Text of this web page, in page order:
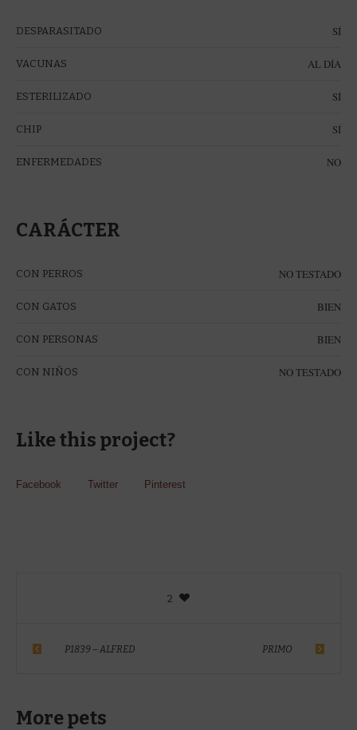
DESPARASITADO SÍ
VACUNAS AL DÍA
ESTERILIZADO SÍ
CHIP SÍ
ENFERMEDADES NO
CARÁCTER
CON PERROS NO TESTADO
CON GATOS BIEN
CON PERSONAS BIEN
CON NIÑOS NO TESTADO
Like this project?
Facebook Twitter Pinterest
2
P1839 – ALFRED PRIMO
More pets